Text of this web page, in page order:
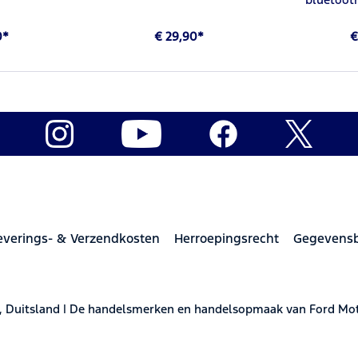
€ 29,90*
& Verzendkosten Herroepingsrecht
| De handelsmerken en handelsopmaak van Ford